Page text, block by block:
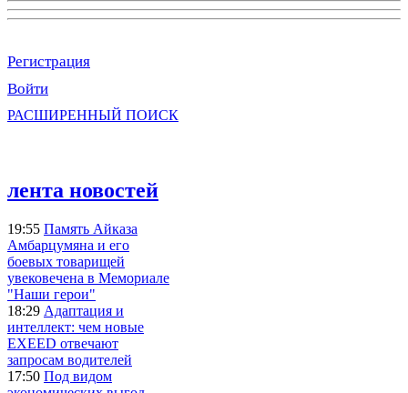
Регистрация
Войти
РАСШИРЕННЫЙ ПОИСК
лента новостей
19:55 Память Айказа
Амбарцумяна и его
боевых товарищей
увековечена в Мемориале
"Наши герои"
18:29 Адаптация и
интеллект: чем новые
EXEED отвечают
запросам водителей
17:50 Под видом